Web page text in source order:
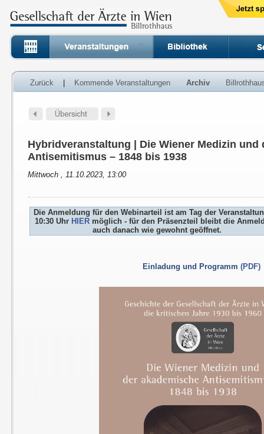
Zurück Kommende Veranstaltungen Archiv
Hybridveranstaltung | Die Wiener Medizin und
Antisemitismus – 1848 bis 1938
Mittwoch , 11.10.2023, 13:00
Die Anmeldung für den Webinarteil ist am Tag der
10:30 Uhr HIER möglich - für den Präsenzteil bleibt die
auch danach wie gewohnt geöffnet.
Einladung und Programm(PDF)